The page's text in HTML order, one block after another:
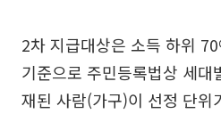
2차 지급대상은 소득 하위
기준으로 주민등록법상 세대
재된 사람(가구)이 선정 단위